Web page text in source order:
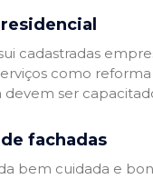
cadastradas
como
ser
fachadas
bem cuidada e